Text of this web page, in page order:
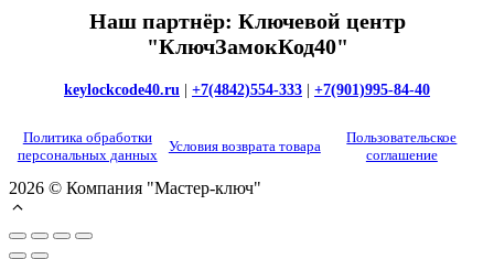
Наш партнёр: Ключевой центр
"КлючЗамокКод40"
keylockcode40.ru +7(4842)554-333 +7(901)995-84-40
Политика обработки
персональных данных
Условия возврата товара
Пользовательское
соглашение
2026 © Компания "Мастер-ключ"